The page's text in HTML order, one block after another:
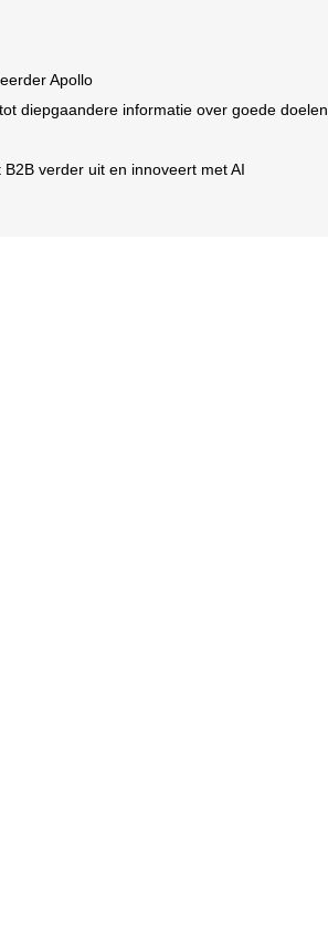
Apollo
diepgaandere informatie over goede doelen
verder uit en innoveert met AI